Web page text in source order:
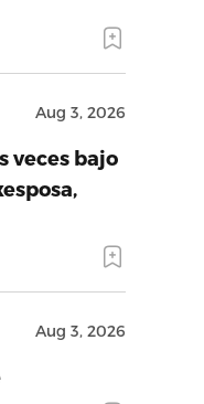
Aug 3, 2026
veces bajo
Aug 3, 2026